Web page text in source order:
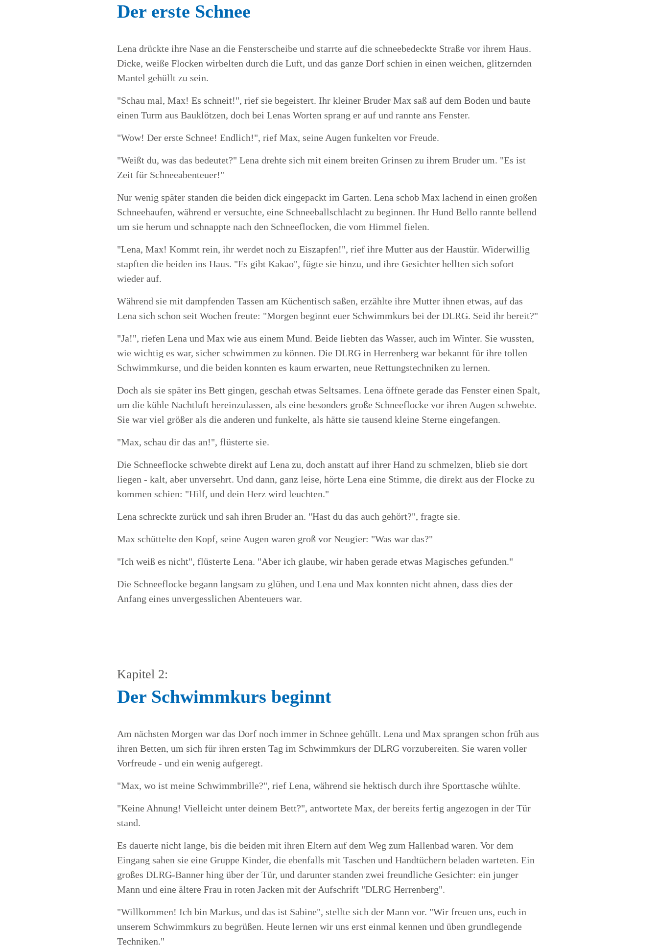
Der erste Schnee
Lena drückte ihre Nase an die Fensterscheibe und starrte auf die schneebedeckte Straße vor ihrem Haus.
Dicke, weiße Flocken wirbelten durch die Luft, und das ganze Dorf schien in einen weichen, glitzernden
Mantel gehüllt zu sein.
"Schau mal, Max! Es schneit!", rief sie begeistert. Ihr kleiner Bruder Max saß auf dem Boden und baute
einen Turm aus Bauklötzen, doch bei Lenas Worten sprang er auf und rannte ans Fenster.
"Wow! Der erste Schnee! Endlich!", rief Max, seine Augen funkelten vor Freude.
"Weißt du, was das bedeutet?" Lena drehte sich mit einem breiten Grinsen zu ihrem Bruder um. "Es ist
Zeit für Schneeabenteuer!"
Nur wenig später standen die beiden dick eingepackt im Garten. Lena schob Max lachend in einen großen
Schneehaufen, während er versuchte, eine Schneeballschlacht zu beginnen. Ihr Hund Bello rannte bellend
um sie herum und schnappte nach den Schneeflocken, die vom Himmel fielen.
"Lena, Max! Kommt rein, ihr werdet noch zu Eiszapfen!", rief ihre Mutter aus der Haustür. Widerwillig
stapften die beiden ins Haus. "Es gibt Kakao", fügte sie hinzu, und ihre Gesichter hellten sich sofort
wieder auf.
Während sie mit dampfenden Tassen am Küchentisch saßen, erzählte ihre Mutter ihnen etwas, auf das
Lena sich schon seit Wochen freute: "Morgen beginnt euer Schwimmkurs bei der DLRG. Seid ihr bereit?"
"Ja!", riefen Lena und Max wie aus einem Mund. Beide liebten das Wasser, auch im Winter. Sie wussten,
wie wichtig es war, sicher schwimmen zu können. Die DLRG in Herrenberg war bekannt für ihre tollen
Schwimmkurse, und die beiden konnten es kaum erwarten, neue Rettungstechniken zu lernen.
Doch als sie später ins Bett gingen, geschah etwas Seltsames. Lena öffnete gerade das Fenster einen Spalt,
um die kühle Nachtluft hereinzulassen, als eine besonders große Schneeflocke vor ihren Augen schwebte.
Sie war viel größer als die anderen und funkelte, als hätte sie tausend kleine Sterne eingefangen.
"Max, schau dir das an!", flüsterte sie.
Die Schneeflocke schwebte direkt auf Lena zu, doch anstatt auf ihrer Hand zu schmelzen, blieb sie dort
liegen - kalt, aber unversehrt. Und dann, ganz leise, hörte Lena eine Stimme, die direkt aus der Flocke zu
kommen schien: "Hilf, und dein Herz wird leuchten."
Lena schreckte zurück und sah ihren Bruder an. "Hast du das auch gehört?", fragte sie.
Max schüttelte den Kopf, seine Augen waren groß vor Neugier: "Was war das?"
"Ich weiß es nicht", flüsterte Lena. "Aber ich glaube, wir haben gerade etwas Magisches gefunden."
Die Schneeflocke begann langsam zu glühen, und Lena und Max konnten nicht ahnen, dass dies der
Anfang eines unvergesslichen Abenteuers war.
Kapitel 2:
Der Schwimmkurs beginnt
Am nächsten Morgen war das Dorf noch immer in Schnee gehüllt. Lena und Max sprangen schon früh aus
ihren Betten, um sich für ihren ersten Tag im Schwimmkurs der DLRG vorzubereiten. Sie waren voller
Vorfreude - und ein wenig aufgeregt.
"Max, wo ist meine Schwimmbrille?", rief Lena, während sie hektisch durch ihre Sporttasche wühlte.
"Keine Ahnung! Vielleicht unter deinem Bett?", antwortete Max, der bereits fertig angezogen in der Tür
stand.
Es dauerte nicht lange, bis die beiden mit ihren Eltern auf dem Weg zum Hallenbad waren. Vor dem
Eingang sahen sie eine Gruppe Kinder, die ebenfalls mit Taschen und Handtüchern beladen warteten. Ein
großes DLRG-Banner hing über der Tür, und darunter standen zwei freundliche Gesichter: ein junger
Mann und eine ältere Frau in roten Jacken mit der Aufschrift "DLRG Herrenberg".
"Willkommen! Ich bin Markus, und das ist Sabine", stellte sich der Mann vor. "Wir freuen uns, euch in
unserem Schwimmkurs zu begrüßen. Heute lernen wir uns erst einmal kennen und üben grundlegende
Techniken."